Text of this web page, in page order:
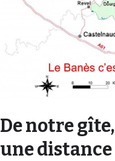
De notre
une distance